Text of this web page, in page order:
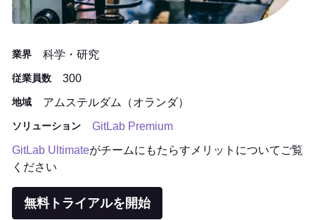
業界 科学・研究
従業員数 300
地域 アムステルダム（オランダ）
ソリューション
GitLab Premium
GitLab Ultimateがチームにもたらすメリットについてご覧
ください
無料トライアルを開始